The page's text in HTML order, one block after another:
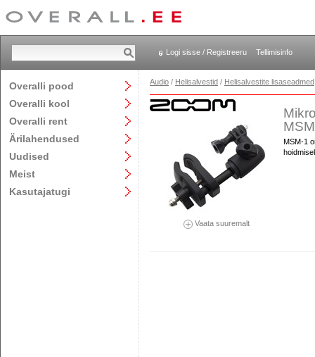
Logi sisse / Registreeru Tellimisinfo
Overalli pood
Overalli kool
Overalli rent
Ärilahendused
Uudised
Meist
Kasutajatugi
Audio / Helisalvestid / Helisalvestite lisaseadmed
Vaata suuremalt
MSM-1